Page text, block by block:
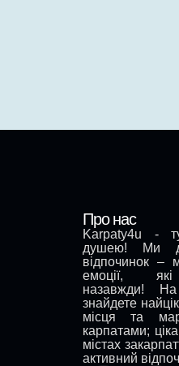
Про нас
Karpaty4u -
душею! Ми
відпочинок –
емоції, які
назавжди!
знайдете
місця та
карпатами;
містах
активний